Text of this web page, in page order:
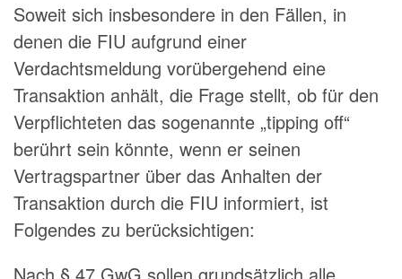
Soweit sich insbesondere in den Fällen, in
denen die FIU aufgrund einer
Verdachtsmeldung vorübergehend eine
Transaktion anhält, die Frage stellt, ob für den
Verpflichteten das sogenannte „tipping off“
berührt sein könnte, wenn er seinen
Vertragspartner über das Anhalten der
Transaktion durch die FIU informiert, ist
Folgendes zu berücksichtigen: